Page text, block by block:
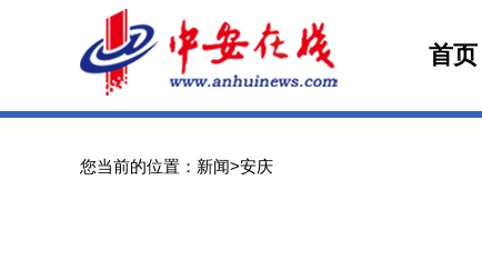
首页
您当前的位置：新闻>安庆